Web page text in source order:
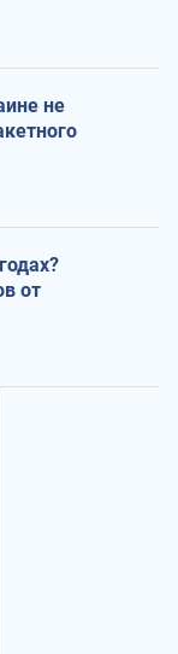
не
от